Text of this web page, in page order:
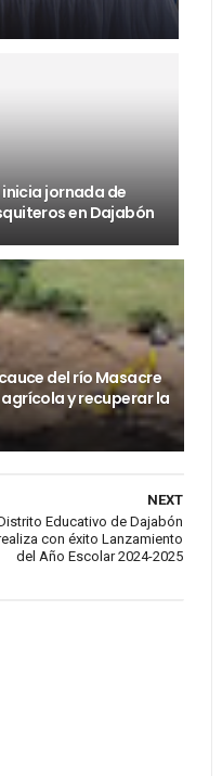
jornada de
en Dajabón
del río Masacre
y recuperar la
NEXT
Educativo de Dajabón
con éxito Lanzamiento
del Año Escolar 2024-2025